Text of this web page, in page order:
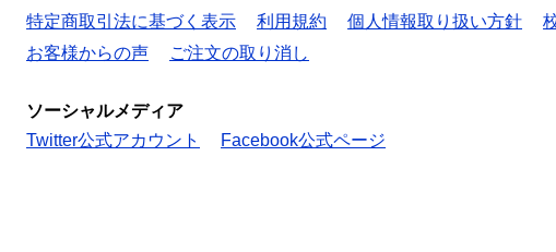
特定商取引法に基づく表示
利用規約 個人情報取り扱い方針
お客様からの声
ご注文の取り消し
ソーシャルメディア
Twitter公式アカウント
Facebook公式ページ